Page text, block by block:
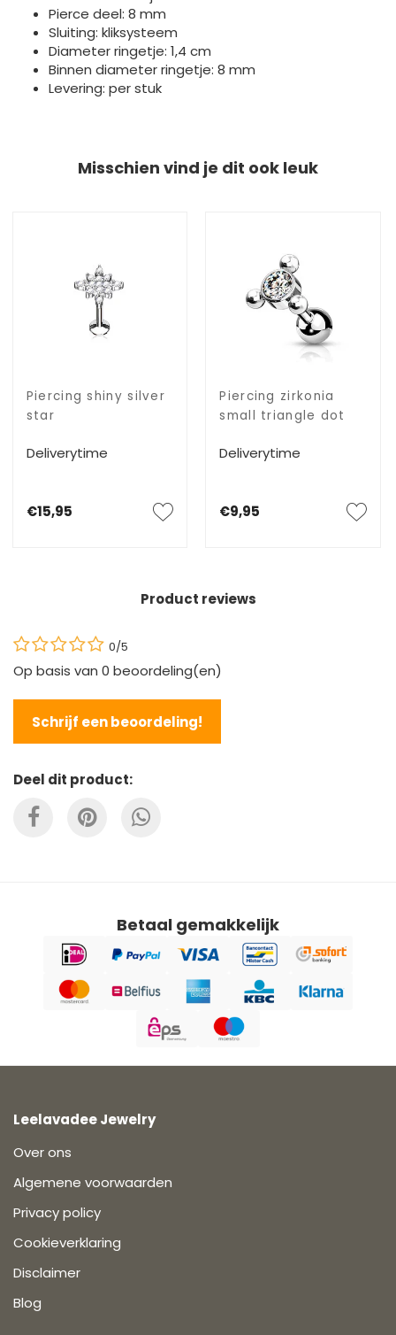
Pierce deel: 8 mm
Sluiting: kliksysteem
Diameter ringetje: 1,4 cm
Binnen diameter ringetje: 8 mm
Levering: per stuk
Misschien vind je dit ook leuk
Piercing shiny silver
star
Deliverytime
€15,95
Piercing zirkonia
small triangle dot
Deliverytime
€9,95
Product reviews
0/5
Op basis van 0 beoordeling(en)
Schrijf een beoordeling!
Deel dit product:
Betaal gemakkelijk
Leelavadee Jewelry
Over ons
Algemene voorwaarden
Privacy policy
Cookieverklaring
Disclaimer
Blog